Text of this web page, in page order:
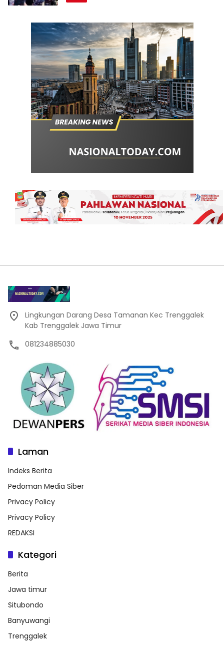
Lingkungan Darang Desa Tamanan Kec Trenggalek
Kab Trenggalek Jawa Timur
081234885030
Laman
Indeks Berita
Pedoman Media Siber
Privacy Policy
Privacy Policy
REDAKSI
Kategori
Berita
Jawa timur
Situbondo
Banyuwangi
Trenggalek